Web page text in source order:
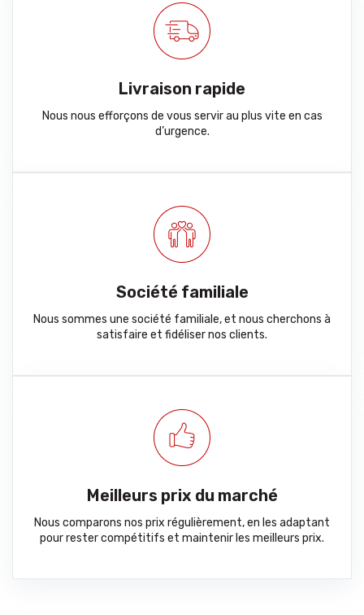
Livraison rapide
Nous nous efforçons de vous servir au plus vite en cas
d’urgence.
Société familiale
Nous sommes une société familiale, et nous cherchons à
satisfaire et fidéliser nos clients.
Meilleurs prix du marché
Nous comparons nos prix régulièrement, en les adaptant
pour rester compétitifs et maintenir les meilleurs prix.